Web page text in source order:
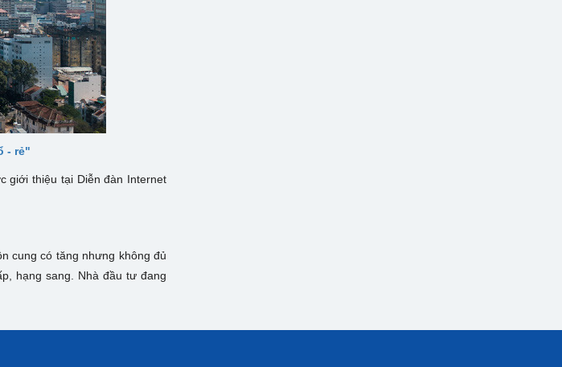
- rẻ"
giới thiệu tại Diễn đàn Internet
cung có tăng nhưng không đủ
hạng sang. Nhà đầu tư đang